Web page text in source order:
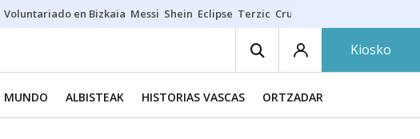
Voluntariado en Bizkaia Messi Shein Eclipse Terzic Cruz Gorbeia
Kiosko
MUNDO ALBISTEAK HISTORIAS VASCAS ORTZADAR